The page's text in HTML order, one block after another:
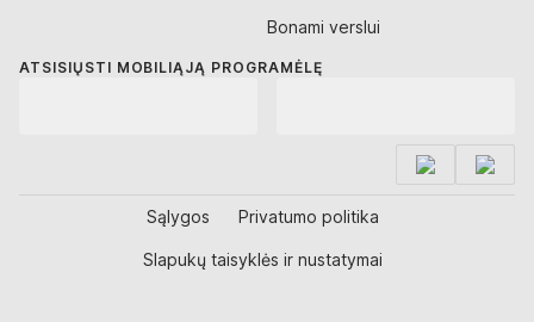
Bonami verslui
ATSISIŲSTI MOBILIĄJĄ PROGRAMĖLĘ
Sąlygos Privatumo politika
Slapukų taisyklės ir nustatymai